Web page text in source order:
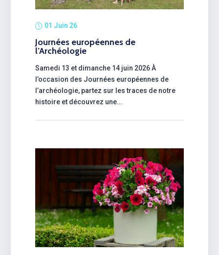
01 Juin 26
Journées européennes de
l’Archéologie
Samedi 13 et dimanche 14 juin 2026 À
l’occasion des Journées européennes de
l’archéologie, partez sur les traces de notre
histoire et découvrez une...